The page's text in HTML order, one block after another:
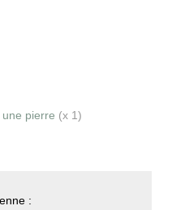
pierre (x 1)
: